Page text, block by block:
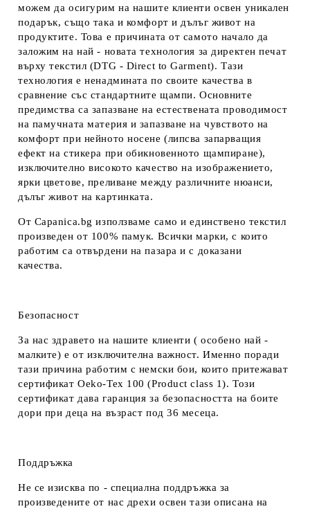
можем да осигурим на нашите клиенти освен уникален
подарък, също така и комфорт и дълъг живот на
продуктите. Това е причината от самото начало да
заложим на най - новата технология за директен печат
върху текстил (DTG - Direct to Garment). Тази
технология е ненадмината по своите качества в
сравнение със стандартните щампи. Основните
предимства са запазване на естествената проводимост
на памучната материя и запазване на чувството на
комфорт при нейното носене (липсва запарващия
ефект на стикера при обикновенното щампиране),
изключително високото качество на изображението,
ярки цветове, преливане между различните нюанси,
дълъг живот на картинката.
От Capanica.bg използваме само и единствено текстил
произведен от 100% памук. Всички марки, с които
работим са отвърдени на пазара и с доказани
качества.
Безопасност
За нас здравето на нашите клиенти ( особено най -
малките) е от изключителна важност. Именно поради
тази причина работим с немски бои, които притежават
сертификат Oeko-Tex 100 (Product class 1). Този
сертификат дава гаранция за безопасността на боите
дори при деца на възраст под 36 месеца.
Поддръжка
Не се изисква по - специална поддръжка за
произведените от нас дрехи освен тази описана на